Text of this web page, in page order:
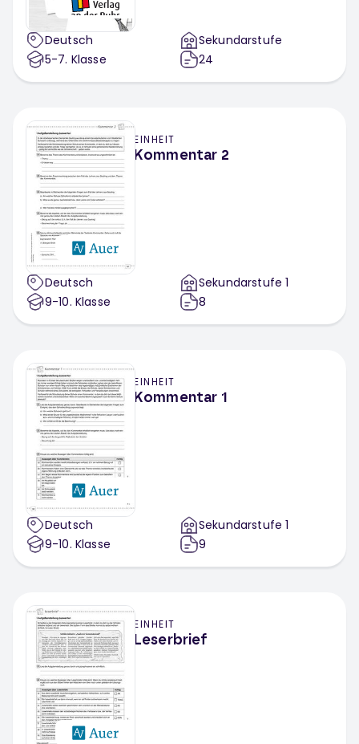
Deutsch
5-7. Klasse
Sekundarstufe
24
EINHEIT
Kommentar 2
Deutsch
9-10. Klasse
Sekundarstufe 1
8
EINHEIT
Kommentar 1
Deutsch
9-10. Klasse
Sekundarstufe 1
9
EINHEIT
Leserbrief